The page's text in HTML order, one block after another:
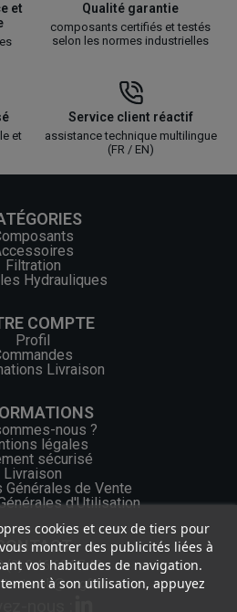
et
Qualité garantie
composants certifiés et testés
selon les normes industrielles
et
Service client réactif
assistance technique multilingue
(FR / EN)
Filtration
Hydrauliques
COMPTE
Profil
Livraison
nous ?
légales
sécurisé
Livraison
Générales de Vente
d'Utilisation
(0) 2 46 65 57 43
nous :
cookies et ceux de tiers pour
montrer des publicités liées à
vos habitudes de navigation.
à son utilisation, appuyez